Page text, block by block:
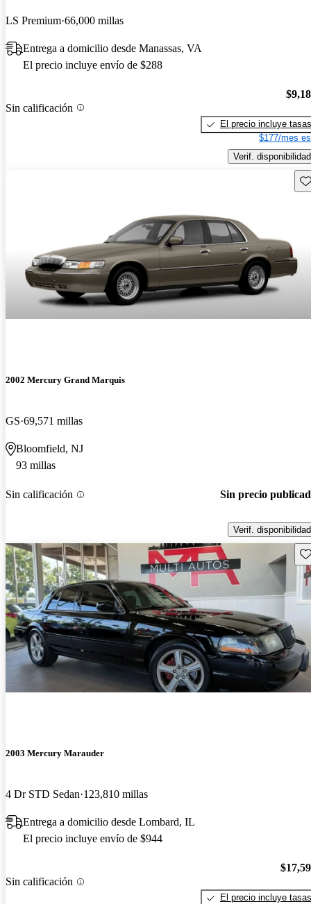
LS Premium 66,000 millas
Entrega a domicilio desde Manassas, VA
El precio incluye envío de $288
Sin calificación
El precio incluye tasas
$177/mes
Verif. disponibilidad
2002 Mercury Grand Marquis
GS 69,571 millas
Bloomfield, NJ
93 millas
Sin calificación Sin precio
Verif. disponibilidad
2003 Mercury Marauder
4 Dr STD Sedan 123,810 millas
Entrega a domicilio desde Lombard, IL
El precio incluye envío de $944
Sin calificación
El precio incluye tasas